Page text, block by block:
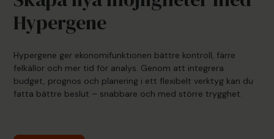
Hypergene
Hypergene ger ekonomifunktionen bättre kontroll, färre
felkällor och mer tid för analys. Genom att integrera
budget, prognos och planering i ett flexibelt verktyg kan du
fatta bättre beslut – snabbare och med större trygghet.